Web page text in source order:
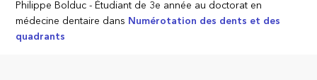
Philippe Bolduc - Étudiant de 3e année au doctorat en
médecine dentaire dans Numérotation des dents et des
quadrants